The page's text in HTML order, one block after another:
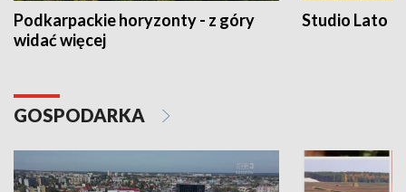
Podkarpackie horyzonty - z góry
widać więcej
Studio Lato
GOSPODARKA